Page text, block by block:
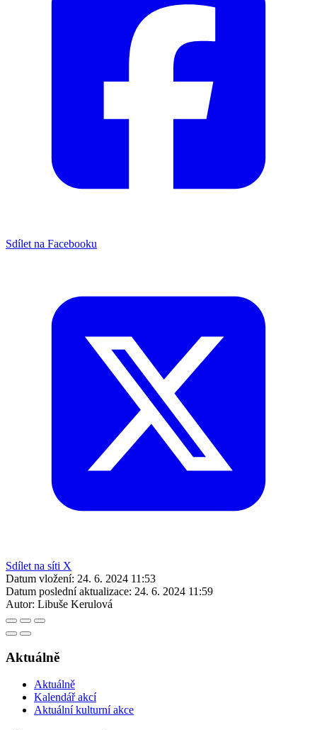
Sdílet na Facebooku
Sdílet na síti X
Datum vložení: 24. 6. 2024 11:53
Datum poslední aktualizace: 24. 6. 2024 11:59
Autor: Libuše Kerulová
Aktuálně
Aktuálně
Kalendář akcí
Aktuální kulturní akce